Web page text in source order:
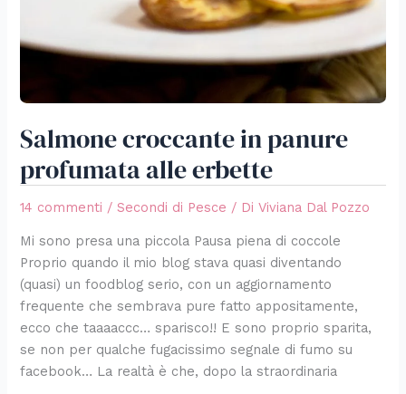
Salmone croccante in panure
profumata alle erbette
14 commenti /Secondi di Pesce / DiViviana Dal Pozzo
Mi sono presa una piccola Pausa piena di coccole
Proprio quando il mio blog stava quasi diventando
(quasi) un foodblog serio, con un aggiornamento
frequente che sembrava pure fatto appositamente,
ecco che taaaaccc… sparisco!! E sono proprio sparita,
se non per qualche fugacissimo segnale di fumo su
facebook… La realtà è che, dopo la straordinaria